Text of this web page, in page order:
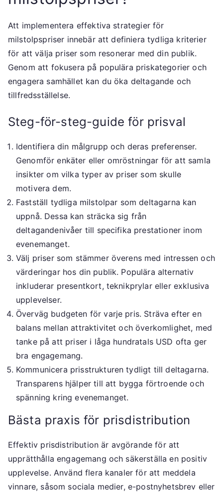
Att implementera effektiva strategier för
milstolpspriser innebär att definiera tydliga kriterier
för att välja priser som resonerar med din publik.
Genom att fokusera på populära priskategorier och
engagera samhället kan du öka deltagande och
tillfredsställelse.
Steg-för-steg-guide för prisval
Identifiera din målgrupp och deras preferenser.
Genomför enkäter eller omröstningar för att samla
insikter om vilka typer av priser som skulle
motivera dem.
Fastställ tydliga milstolpar som deltagarna kan
uppnå. Dessa kan sträcka sig från
deltagandenivåer till specifika prestationer inom
evenemanget.
Välj priser som stämmer överens med intressen och
värderingar hos din publik. Populära alternativ
inkluderar presentkort, teknikprylar eller exklusiva
upplevelser.
Överväg budgeten för varje pris. Sträva efter en
balans mellan attraktivitet och överkomlighet, med
tanke på att priser i låga hundratals USD ofta ger
bra engagemang.
Kommunicera prisstrukturen tydligt till deltagarna.
Transparens hjälper till att bygga förtroende och
spänning kring evenemanget.
Bästa praxis för prisdistribution
Effektiv prisdistribution är avgörande för att
upprätthålla engagemang och säkerställa en positiv
upplevelse. Använd flera kanaler för att meddela
vinnare, såsom sociala medier, e-postnyhetsbrev eller